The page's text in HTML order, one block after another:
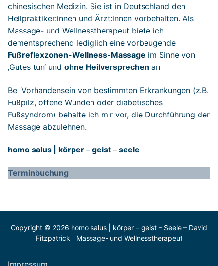
chinesischen Medizin. Sie ist in Deutschland den
Heilpraktiker:innen und Ärzt:innen vorbehalten. Als
Massage- und Wellnesstherapeut biete ich
dementsprechend lediglich eine vorbeugende
Fußreflexzonen-Wellness-Massage im Sinne von
‚Gutes tun‘ und ohne Heilversprechen an
Bei Vorhandensein von bestimmten Erkrankungen (z.B.
Fußpilz, offene Wunden oder diabetisches
Fußsyndrom) behalte ich mir vor, die Durchführung der
Massage abzulehnen.
homo salus | körper – geist – seele
Terminbuchung
Copyright © 2026 homo salus | körper – geist – Seele – David
Fitzpatrick | Massage- und Wellnesstherapeut
Impressum